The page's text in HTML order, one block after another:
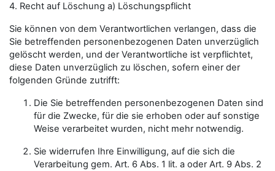
4. Recht auf Löschung a) Löschungspflicht
Sie können von dem Verantwortlichen verlangen, dass die
Sie betreffenden personenbezogenen Daten unverzüglich
gelöscht werden, und der Verantwortliche ist verpflichtet,
diese Daten unverzüglich zu löschen, sofern einer der
folgenden Gründe zutrifft:
Die Sie betreffenden personenbezogenen Daten sind
für die Zwecke, für die sie erhoben oder auf sonstige
Weise verarbeitet wurden, nicht mehr notwendig.
Sie widerrufen Ihre Einwilligung, auf die sich die
Verarbeitung gem. Art. 6 Abs. 1 lit. a oder Art. 9 Abs. 2